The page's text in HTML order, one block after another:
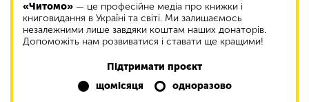
«Читомо» — це професійне медіа про книжки і
книговидання в Україні та світі. Ми залишаємось
незалежними лише завдяки коштам наших донаторів.
Допоможіть нам розвиватися і ставати ще кращими!
Підтримати проєкт
щомісяця
одноразово